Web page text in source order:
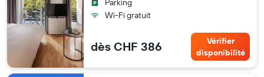
Wi-Fi gratuit
dès CHF 386
Vérifier
disponibilité